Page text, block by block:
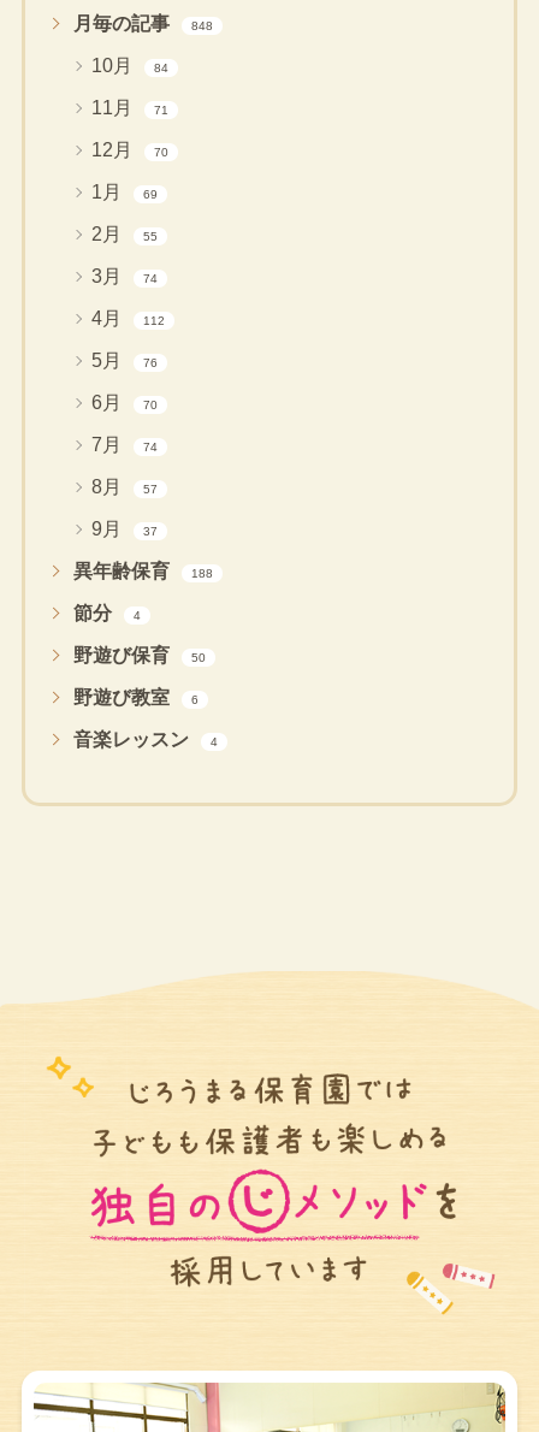
月毎の記事 848
10月 84
11月 71
12月 70
1月 69
2月 55
3月 74
4月 112
5月 76
6月 70
7月 74
8月 57
9月 37
異年齢保育 188
節分 4
野遊び保育 50
野遊び教室 6
音楽レッスン 4